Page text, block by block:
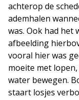
achterop de
ademhalen
was. Ook had het
afbeelding
vooral hier was
moeite met
water bewegen.
staart losjes